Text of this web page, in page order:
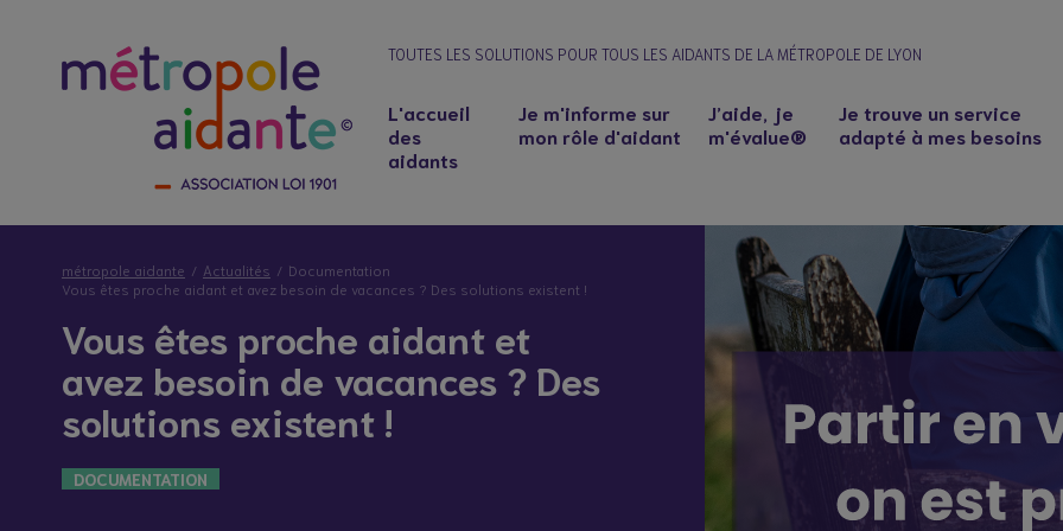
TOUTES LES SOLUTIONS POUR TOUS LES AIDANTS DE LA MÉTROPOLE DE LYON
L'accueil
des
aidants
Notre lieu d’accueil
Je m'informe sur
mon rôle d'aidant
Salariés aidants : concilier emploi et soutien à un proche
J’aide, je
m'évalue®
Je trouve un service
adapté à mes besoins
métropole aidante Actualités
Documentation
Vous êtes proche aidant et avez besoin de vacances ? Des solutions existent !
Vous êtes proche aidant et
avez besoin de vacances ? Des
solutions existent !
DOCUMENTATION